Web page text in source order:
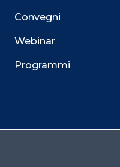
Convegni
Webinar
Programmi